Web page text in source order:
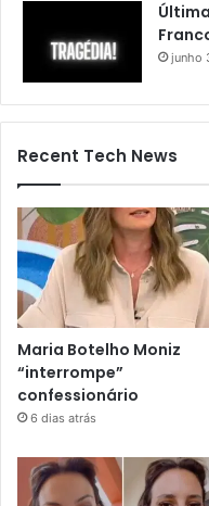
junho
Recent Tech News
Maria Botelho Moniz
“interrompe”
confessionário
6 dias atrás